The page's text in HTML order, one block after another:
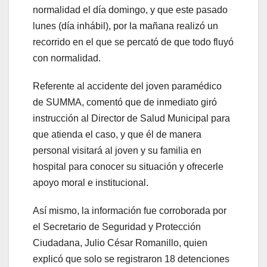
normalidad el día domingo, y que este pasado
lunes (día inhábil), por la mañana realizó un
recorrido en el que se percató de que todo fluyó
con normalidad.
Referente al accidente del joven paramédico
de SUMMA, comentó que de inmediato giró
instrucción al Director de Salud Municipal para
que atienda el caso, y que él de manera
personal visitará al joven y su familia en
hospital para conocer su situación y ofrecerle
apoyo moral e institucional.
Así mismo, la información fue corroborada por
el Secretario de Seguridad y Protección
Ciudadana, Julio César Romanillo, quien
explicó que solo se registraron 18 detenciones